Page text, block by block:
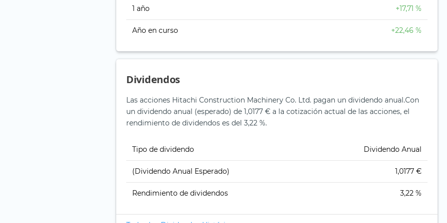
1 año +17,71 %
Año en curso +22,46 %
Dividendos
Las acciones Hitachi Construction Machinery Co. Ltd. pagan un dividendo anual.Con
un dividendo anual (esperado) de 1,0177 € a la cotización actual de las acciones, el
rendimiento de dividendos es del 3,22 %.
Tipo de dividendo Dividendo Anual
(Dividendo Anual Esperado) 1,0177 €
Rendimiento de dividendos 3,22 %